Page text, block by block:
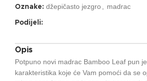
Oznake: džepičasto jezgro madrac
Podijeli:
Opis
Potpuno novi madrac Bamboo Leaf pun
karakteristika koje će Vam pomoći da se